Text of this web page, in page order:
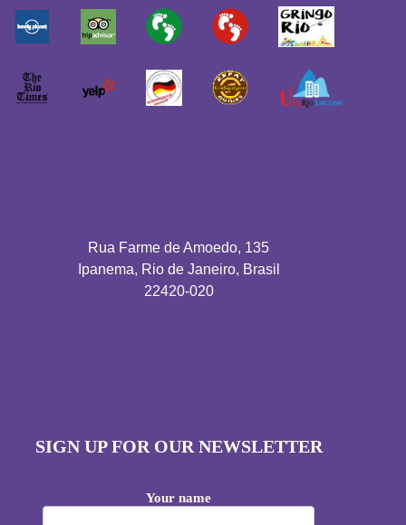
Rua Farme de Amoedo, 135
Ipanema, Rio de Janeiro, Brasil
22420-020
SIGN UP FOR OUR NEWSLETTER
Your name